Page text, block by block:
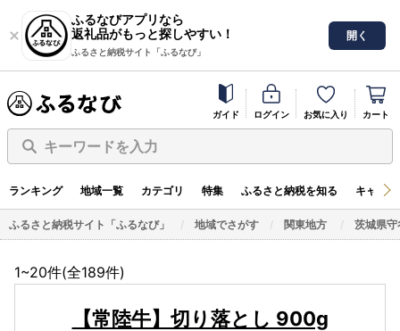
ふるなびアプリなら
返礼品がもっと探しやすい！
ふるさと納税サイト「ふるなび」
開く
ガイド ログイン お気に入り カート
キーワードを入力
ランキング 地域一覧 カテゴリ 特集 ふるさと納税を知る キャン
ふるさと納税サイト「ふるなび」 地域でさがす 関東地方 茨城県守
1~20件(全189件)
【常陸牛】切り落とし 900g